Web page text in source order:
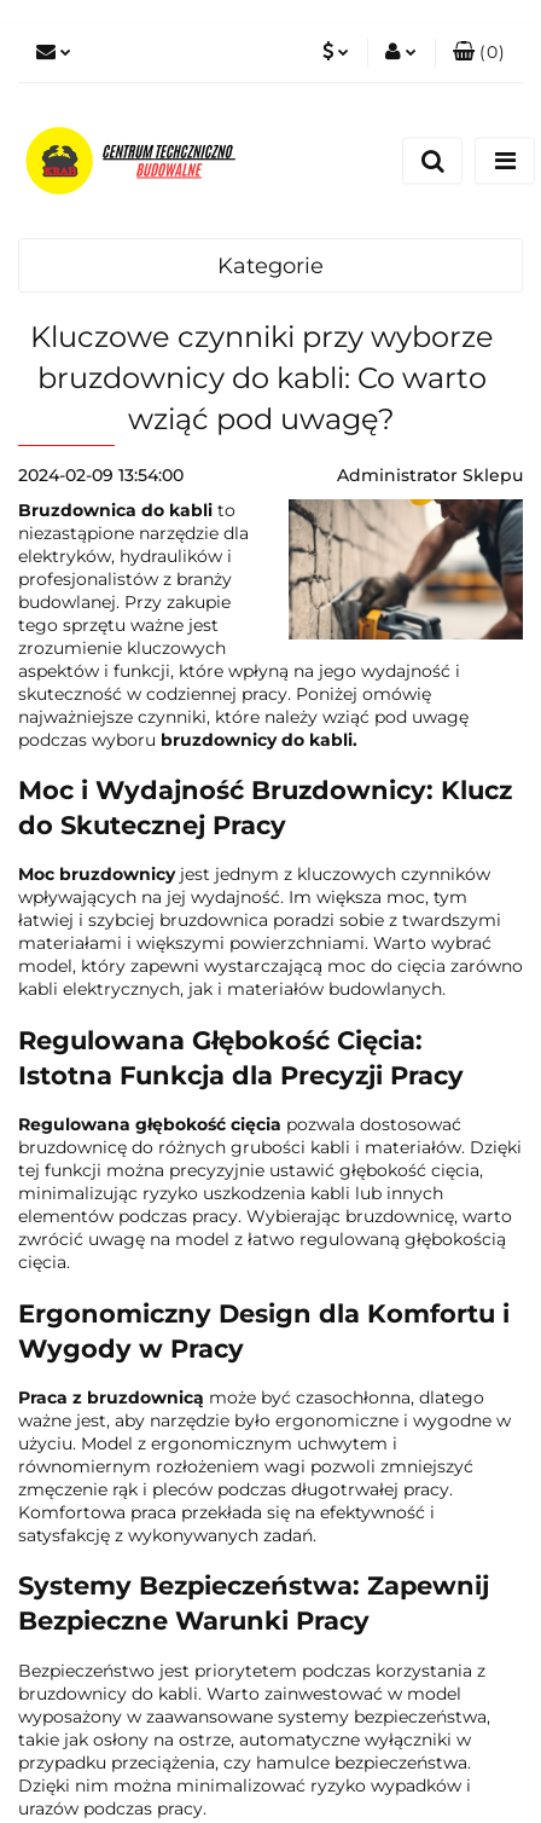
(0)
Kategorie
Kluczowe czynniki przy wyborze
bruzdownicy do kabli: Co warto
wziąć pod uwagę?
2024-02-09 13:54:00
Administrator Sklepu
Bruzdownica do kabli to
niezastąpione narzędzie dla
elektryków, hydraulików i
profesjonalistów z branży
budowlanej. Przy zakupie
tego sprzętu ważne jest
zrozumienie kluczowych
aspektów i funkcji, które wpłyną na jego wydajność i
skuteczność w codziennej pracy. Poniżej omówię
najważniejsze czynniki, które należy wziąć pod uwagę
podczas wyboru bruzdownicy do kabli.
Moc i Wydajność Bruzdownicy: Klucz
do Skutecznej Pracy
Moc bruzdownicyjest jednym z kluczowych czynników
wpływających na jej wydajność. Im większa moc, tym
łatwiej i szybciej bruzdownica poradzi sobie z twardszymi
materiałami i większymi powierzchniami. Warto wybrać
model, który zapewni wystarczającą moc do cięcia zarówno
kabli elektrycznych, jak i materiałów budowlanych.
Regulowana Głębokość Cięcia:
Istotna Funkcja dla Precyzji Pracy
Regulowana głębokość cięcia pozwala dostosować
bruzdownicę do różnych grubości kabli i materiałów. Dzięki
tej funkcji można precyzyjnie ustawić głębokość cięcia,
minimalizując ryzyko uszkodzenia kabli lub innych
elementów podczas pracy. Wybierając bruzdownicę, warto
zwrócić uwagę na model z łatwo regulowaną głębokością
cięcia.
Ergonomiczny Design dla Komfortu i
Wygody w Pracy
Praca z bruzdownicą może być czasochłonna, dlatego
ważne jest, aby narzędzie było ergonomiczne i wygodne w
użyciu. Model z ergonomicznym uchwytem i
równomiernym rozłożeniem wagi pozwoli zmniejszyć
zmęczenie rąk i pleców podczas długotrwałej pracy.
Komfortowa praca przekłada się na efektywność i
satysfakcję z wykonywanych zadań.
Systemy Bezpieczeństwa: Zapewnij
Bezpieczne Warunki Pracy
Bezpieczeństwo jest priorytetem podczas korzystania z
bruzdownicy do kabli. Warto zainwestować w model
wyposażony w zaawansowane systemy bezpieczeństwa,
takie jak osłony na ostrze, automatyczne wyłączniki w
przypadku przeciążenia, czy hamulce bezpieczeństwa.
Dzięki nim można minimalizować ryzyko wypadków i
urazów podczas pracy.